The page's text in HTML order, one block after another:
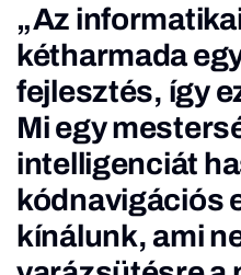
„Az
kétharmada
fejlesztés, így
Mi egy
intelligenciát
kódnavigációs
kínálunk, ami